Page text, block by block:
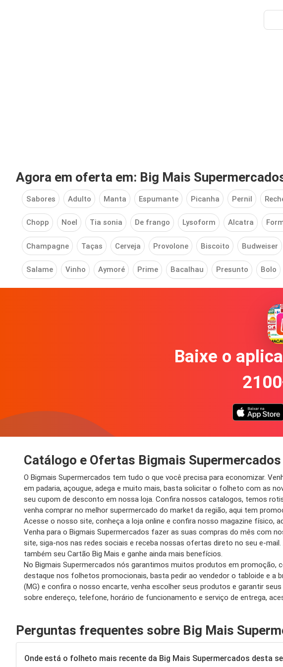
Agora em oferta em: Big Mais
Sabores Adulto Manta Espumante Picanha Pernil
Chopp Noel Tia sonia De frango Lysoform Alcatra
Champagne Taças Cerveja Provolone Biscoito Budweiser
Salame Vinho Aymoré Prime Bacalhau Presunto Bolo
Baixe o
Catálogo e Ofertas Bigmais Supermercados
O Bigmais Supermercados tem tudo o que você precisa para economizar.
em padaria, açougue, adega e muito mais, basta solicitar o folheto com as
seu cupom de desconto em nossa loja. Confira nossos catalogos, temos
venha comprar no melhor supermercado do market da região, aqui tem
Acesse o nosso site, conheça a loja online e confira nosso magazine físico,
Venha para o Bigmais Supermercados fazer as suas compras do mês com
site, siga-nos nas redes sociais e receba nossas ofertas direto no seu e-
também seu Cartão Big Mais e ganhe ainda mais benefícios.
No Bigmais Supermercados nós garantimos muitos produtos em
destaque nos folhetos promocionais, basta pedir ao vendedor o tabloide e a
(MG) e confira o nosso encarte, venha escolher seus produtos e garantir
sobre endereço, telefone, horário de funcionamento e serviço de entrega,
Perguntas frequentes sobre Big Mais
Onde está o folheto mais recente da Big Mais Supermercados desta